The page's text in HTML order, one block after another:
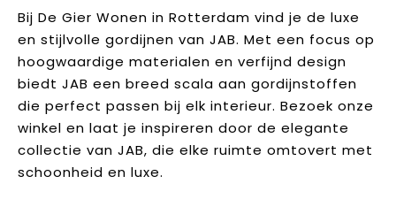
Bij De Gier Wonen in Rotterdam vind je de luxe
en stijlvolle gordijnen van JAB. Met een focus op
hoogwaardige materialen en verfijnd design
biedt JAB een breed scala aan gordijnstoffen
die perfect passen bij elk interieur. Bezoek onze
winkel en laat je inspireren door de elegante
collectie van JAB, die elke ruimte omtovert met
schoonheid en luxe.